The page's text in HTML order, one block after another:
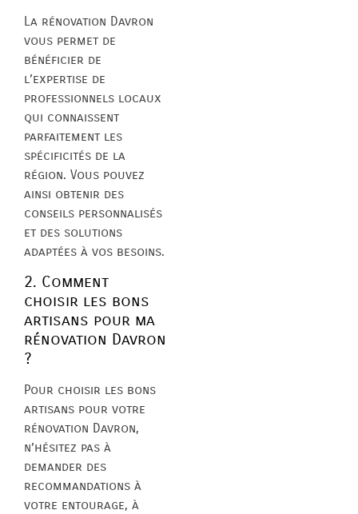
La rénovation Davron
vous permet de
bénéficier de
l’expertise de
professionnels locaux
qui connaissent
parfaitement les
spécificités de la
région. Vous pouvez
ainsi obtenir des
conseils personnalisés
et des solutions
adaptées à vos besoins.
2. Comment
choisir les bons
artisans pour ma
rénovation Davron
?
Pour choisir les bons
artisans pour votre
rénovation Davron,
n’hésitez pas à
demander des
recommandations à
votre entourage, à